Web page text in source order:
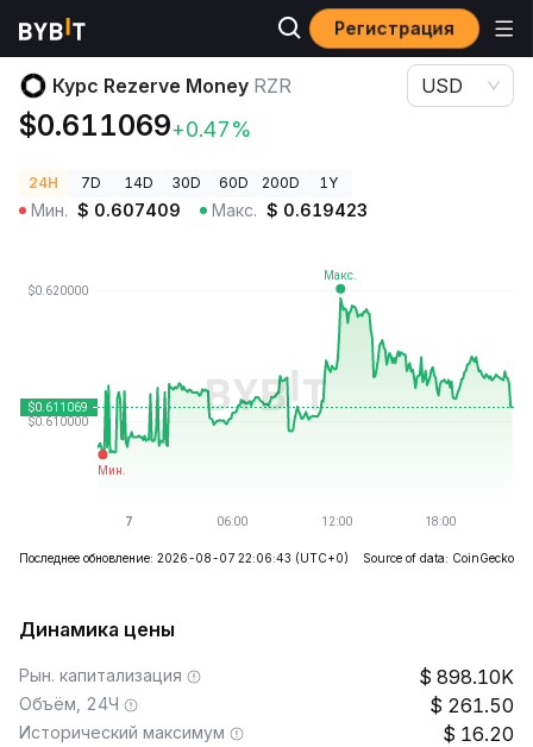
Регистрация
Цены криптовалют Курс Rezerve Money RZR
Курс Rezerve Money RZR
$0.611069+0.47%
USD
24H 7D 14D 30D 60D 200D 1Y
Мин. $ 0.607409 Макс. $ 0.619423
Последнее обновление: 2026-08-07 22:06:43 (UTC+0) Source of data: CoinGecko
Динамика цены
Рын. капитализация 898.10K
Объём, 24Ч 261.50
Исторический максимум 16.20